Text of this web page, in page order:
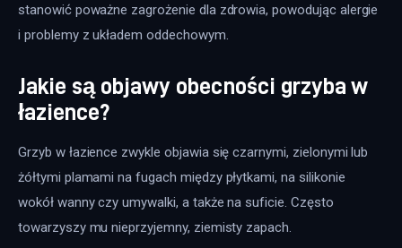
stanowić poważne zagrożenie dla zdrowia, powodując alergie
i problemy z układem oddechowym.
Jakie są objawy obecności grzyba w
łazience?
Grzyb w łazience zwykle objawia się czarnymi, zielonymi lub
żółtymi plamami na fugach między płytkami, na silikonie
wokół wanny czy umywalki, a także na suficie. Często
towarzyszy mu nieprzyjemny, ziemisty zapach.